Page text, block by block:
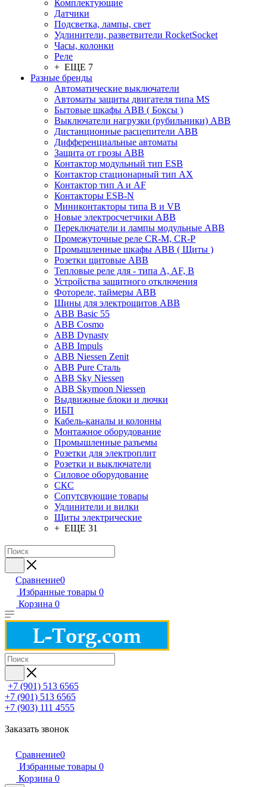
Комплектующие
Датчики
Подсветка, лампы, свет
Удлинители, разветвители RocketSocket
Часы, колонки
Реле
+ ЕЩЕ 7
Разные бренды
Автоматические выключатели
Автоматы защиты двигателя типа MS
Бытовые шкафы ABB ( Боксы )
Выключатели нагрузки (рубильники) ABB
Дистанционные расцепители ABB
Дифференциальные автоматы
Защита от грозы ABB
Контактор модульный тип ESB
Контактор стационарный тип AX
Контактор тип A и AF
Контакторы ESB-N
Миниконтакторы типа B и VB
Новые электросчетчики ABB
Переключатели и лампы модульные ABB
Промежуточные реле CR-M, CR-P
Промышленные шкафы ABB ( Щиты )
Розетки щитовые ABB
Тепловые реле для - типа A, AF, B
Устройства защитного отключения
Фотореле, таймеры ABB
Шины для электрощитов АВВ
ABB Basic 55
ABB Cosmo
ABB Dynasty
ABB Impuls
ABB Niessen Zenit
ABB Pure Сталь
ABB Sky Niessen
ABB Skymoon Niessen
Выдвижные блоки и лючки
ИБП
Кабель-каналы и колонны
Монтажное оборудование
Промышленные разъемы
Розетки для электроплит
Розетки и выключатели
Силовое оборудование
СКС
Сопутсвующие товары
Удлинители и вилки
Щиты электрические
+ ЕЩЕ 31
Сравнение0
Избранные товары 0
Корзина 0
+7 (901) 513 6565
+7 (901) 513 6565
+7 (903) 111 4555
Заказать звонок
Сравнение0
Избранные товары 0
Корзина 0